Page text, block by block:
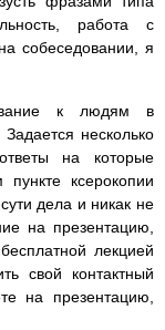
работа с
собеседовании, я
к людям в
несколько
на которые
ксерокопии
дела и никак не
на презентацию,
лекцией
свой контактный
на презентацию,